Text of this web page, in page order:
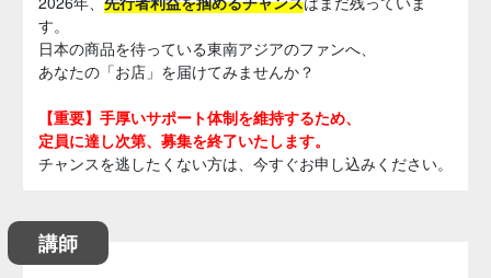
す。
日本の商品を待っている東南アジアのファンへ、
あなたの「お店」を届けてみませんか？
【重要】手厚いサポート体制を維持するため、
定員に達し次第、募集を終了いたします。
チャンスを逃したくない方は、今すぐお申し込みください。
講師